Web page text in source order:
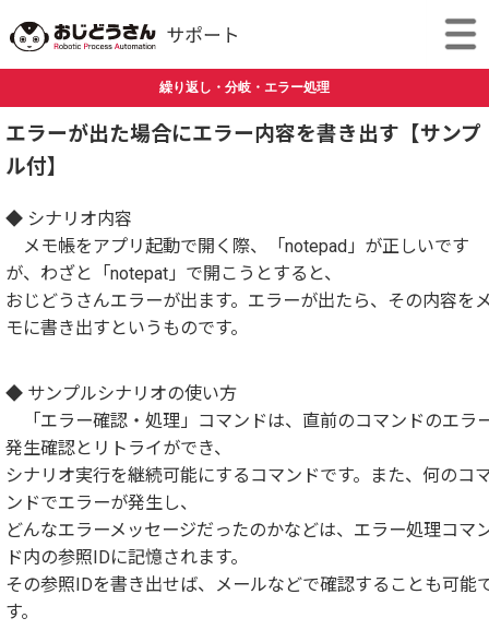
繰り返し・分岐・エラー処理
エラーが出た場合にエラー内容を書き出す【サンプ
ル付】
◆ シナリオ内容
メモ帳をアプリ起動で開く際、「notepad」が正しいです
が、わざと「notepat」で開こうとすると、
おじどうさんエラーが出ます。エラーが出たら、その内容を
モに書き出すというものです。
◆ サンプルシナリオの使い方
「エラー確認・処理」コマンドは、直前のコマンドのエラ
発生確認とリトライができ、
シナリオ実行を継続可能にするコマンドです。また、何のコ
ンドでエラーが発生し、
どんなエラーメッセージだったのかなどは、エラー処理コマ
ド内の参照IDに記憶されます。
その参照IDを書き出せば、メールなどで確認することも可能
す。